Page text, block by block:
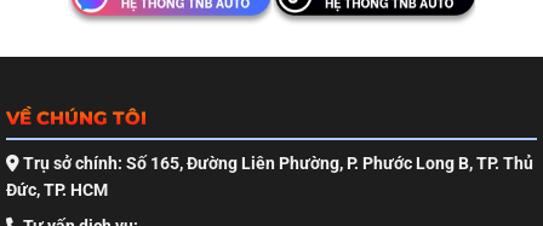
VỀ CHÚNG TÔI
Trụ sở chính: Số 165, Đường Liên Phường, P. Phước Long B, TP. Thủ
Đức, TP. HCM